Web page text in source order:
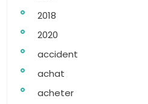
2018
2020
accident
achat
acheter